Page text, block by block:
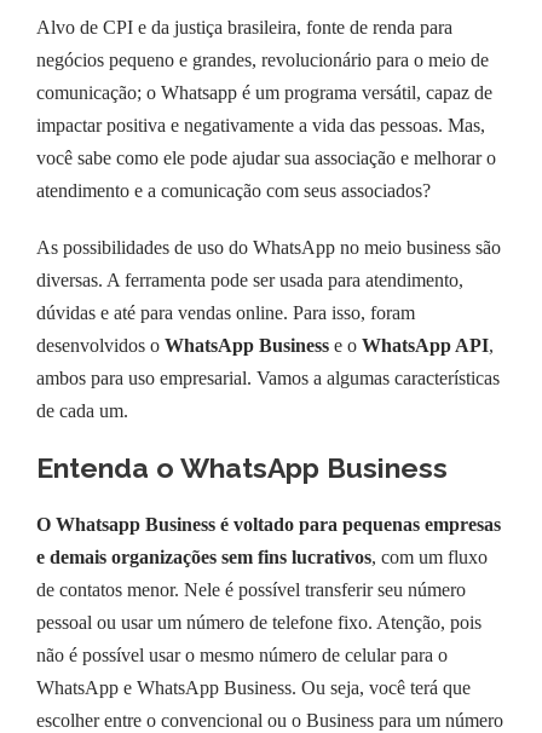
Alvo de CPI e da justiça brasileira, fonte de renda para
negócios pequeno e grandes, revolucionário para o meio de
comunicação; o Whatsapp é um programa versátil, capaz de
impactar positiva e negativamente a vida das pessoas. Mas,
você sabe como ele pode ajudar sua associação e melhorar o
atendimento e a comunicação com seus associados?
As possibilidades de uso do WhatsApp no meio business são
diversas. A ferramenta pode ser usada para atendimento,
dúvidas e até para vendas online. Para isso, foram
desenvolvidos o WhatsApp Business e o WhatsApp API,
ambos para uso empresarial. Vamos a algumas características
de cada um.
Entenda o WhatsApp Business
O Whatsapp Business é voltado para pequenas empresas
e demais organizações sem fins lucrativos, com um fluxo
de contatos menor. Nele é possível transferir seu número
pessoal ou usar um número de telefone fixo. Atenção, pois
não é possível usar o mesmo número de celular para o
WhatsApp e WhatsApp Business. Ou seja, você terá que
escolher entre o convencional ou o Business para um número